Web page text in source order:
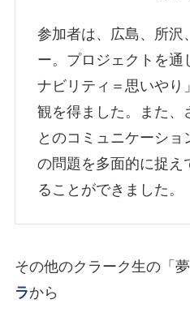
参加者は、広島、所沢
ー。プロジェクトを通
ナビリティ＝思いやり
観を得ました。また、
とのコミュニケーショ
の問題を多面的に捉え
ることができました。
その他のクラーク生の「
ラから